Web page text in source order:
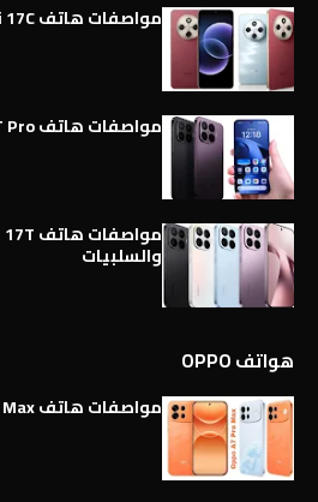
مواصفات هاتف Xiaomi Redmi 17C كاملة
مواصفات هاتف Xiaomi 17T Pro كاملة
والسلبيات
هواتف OPPO
مواصفات هاتف Oppo A7 Pro Max كاملة